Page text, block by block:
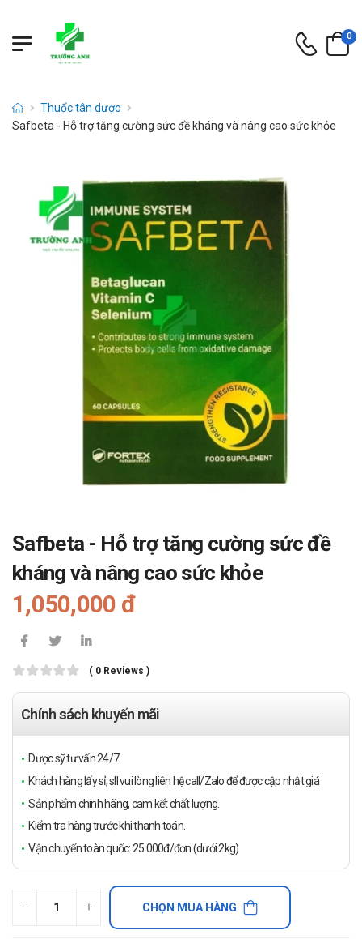
0
Thuốc tân dược
Safbeta - Hỗ trợ tăng cường sức đề kháng và nâng cao sức khỏe
Safbeta - Hỗ trợ tăng cường sức đề
kháng và nâng cao sức khỏe
1,050,000 đ
( 0 Reviews )
Chính sách khuyến mãi
Dược sỹ tư vấn 24/7.
Khách hàng lấy sỉ, sll vui lòng liên hệ call/Zalo để được cập nhật giá
Sản phẩm chính hãng, cam kết chất lượng.
Kiểm tra hàng trước khi thanh toán.
Vận chuyển toàn quốc: 25.000đ/đơn (dưới 2kg)
CHỌN MUA HÀNG